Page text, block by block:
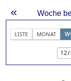
« Woche
LISTE MONAT